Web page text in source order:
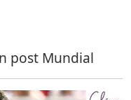
post Mundial